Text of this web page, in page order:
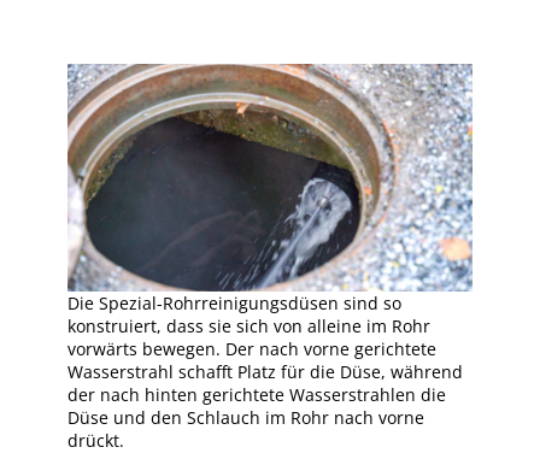
Die Spezial-Rohrreinigungsdüsen sind so
konstruiert, dass sie sich von alleine im Rohr
vorwärts bewegen. Der nach vorne gerichtete
Wasserstrahl schafft Platz für die Düse, während
der nach hinten gerichtete Wasserstrahlen die
Düse und den Schlauch im Rohr nach vorne
drückt.